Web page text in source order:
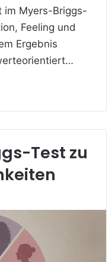
im Myers-Briggs-
Feeling und
Ergebnis
Test zu